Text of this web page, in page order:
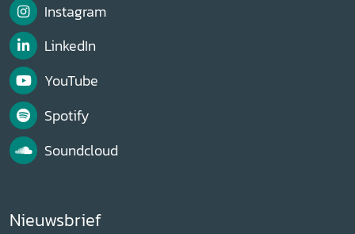
Instagram
LinkedIn
YouTube
Spotify
Soundcloud
Nieuwsbrief